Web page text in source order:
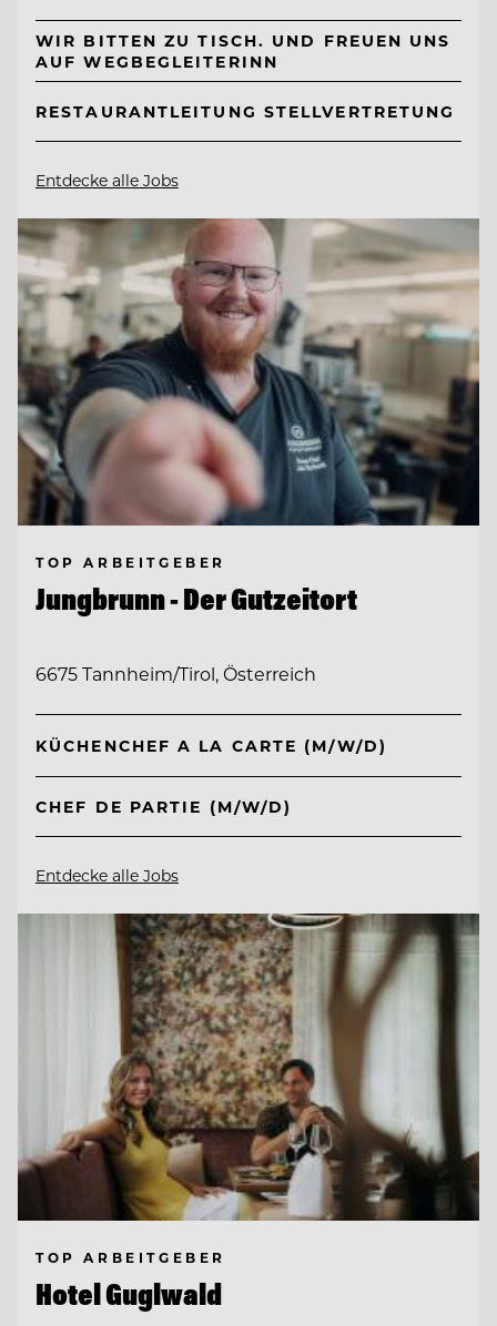
WIR BITTEN ZU TISCH. UND FREUEN UNS
AUF WEGBEGLEITERINN
RESTAURANTLEITUNG STELLVERTRETUNG
Entdecke alle Jobs
TOP ARBEITGEBER
Jungbrunn - Der Gutzeitort
6675 Tannheim/Tirol, Österreich
KÜCHENCHEF A LA CARTE (M/W/D)
CHEF DE PARTIE (M/W/D)
Entdecke alle Jobs
TOP ARBEITGEBER
Hotel Guglwald